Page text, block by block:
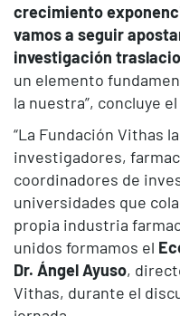
crecimiento
vamos a seguir
investigación
un elemento
la nuestra”, concluye
“La Fundación Vithas
investigadores,
coordinadores de
universidades que
propia industria
unidos formamos el
Dr. Ángel Ayuso,
Vithas, durante el